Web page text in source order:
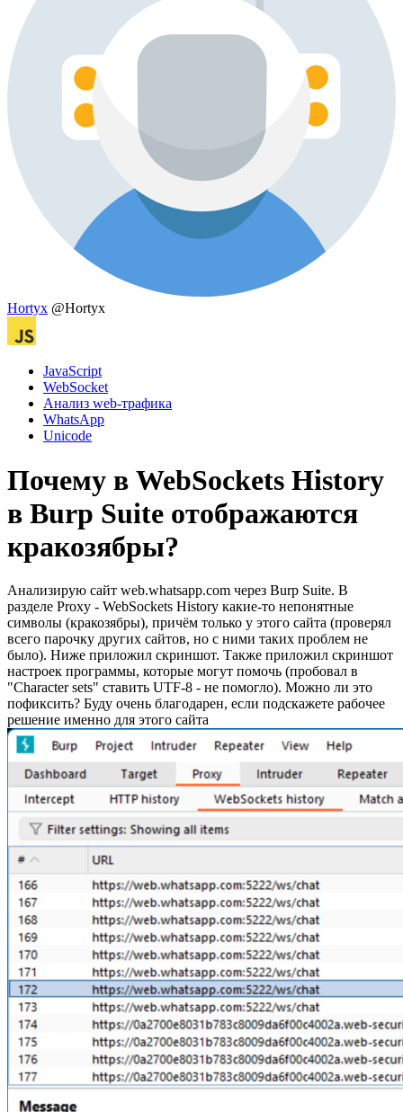
Hortyx @Hortyx
JavaScript
WebSocket
Анализ web-трафика
WhatsApp
Unicode
Почему в WebSockets History
в Burp Suite отображаются
кракозябры?
Анализирую сайт web.whatsapp.com через Burp Suite. В
разделе Proxy - WebSockets History какие-то непонятные
символы (кракозябры), причём только у этого сайта (проверял
всего парочку других сайтов, но с ними таких проблем не
было). Ниже приложил скриншот. Также приложил скриншот
настроек программы, которые могут помочь (пробовал в
"Character sets" ставить UTF-8 - не помогло). Можно ли это
пофиксить? Буду очень благодарен, если подскажете рабочее
решение именно для этого сайта